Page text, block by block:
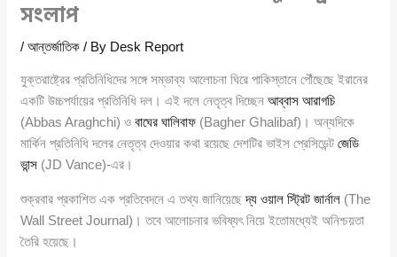
সংলাপ
/আন্তর্জাতিক / By Desk Report
যুক্তরাষ্ট্রের প্রতিনিধিদের সঙ্গে সম্ভাব্য আলোচনা ঘিরে পাকিস্তানে পৌঁছেছে ইরানের
একটি উচ্চপর্যায়ের প্রতিনিধি দল। এই দলে নেতৃত্ব দিচ্ছেনআব্বাস আরাগচি
(Abbas Araghchi) ওবাঘের ঘালিবাফ (Bagher Ghalibaf)। অন্যদিকে
মার্কিন প্রতিনিধি দলের নেতৃত্ব দেওয়ার কথা রয়েছে দেশটির ভাইস প্রেসিডেন্টজেডি
ভান্স (JD Vance)-এর।
শুক্রবার প্রকাশিত এক প্রতিবেদনে এ তথ্য জানিয়েছেদ্য ওয়াল স্ট্রিট জার্নাল (The
Wall Street Journal)। তবে আলোচনার ভবিষ্যৎ নিয়ে ইতোমধ্যেই অনিশ্চয়তা
তৈরি হয়েছে।